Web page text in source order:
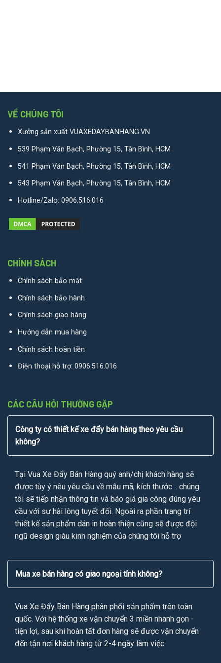
VỀ CHÚNG TÔI
Xưởng sản xuất VUAXEDAYBANHANG.VN
539 Phạm Văn Bạch, Phường 15, Tân Bình, HCM
541 Phạm Văn Bạch, Phường 15, Tân Bình, HCM
543 Phạm Văn Bạch, Phường 15, Tân Bình, HCM
Hotline/Zalo: 0906.516.016
CHÍNH SÁCH
Chính sách bảo mật
Chính sách bảo hành
Chính sách giao hàng
Hướng dẫn mua hàng
Chính sách hoàn tiền
Điện thoại hỗ trợ: 0906.516.016
CÁC CÂU HỎI THƯỜNG GẶP
Công ty có thiết kế xe đẩy bán hàng theo yêu cầu
không?
Tại Vua Xe Đẩy Bán Hàng quý anh/chị khách hàng sẽ
được tùy ý nêu yêu cầu về mẫu mã, kích thước .. chúng
tôi sẽ tiếp nhận thông tin và báo giá gia công đúng yêu
cầu với sự hài lòng tuyết đối. Ngoài ra phần trang trí
thiết kế sản phẩm dán in hoàn thiện cũng sẽ được đội
ngũ design giàu kinh nghiệm của chúng tôi hỗ trợ
Mua xe bán hàng có giao ngoại tỉnh không?
Vua Xe Đẩy Bán Hàng phân phối sản phẩm trên toàn
quốc. Với hệ thống xe vận chuyển 3 miền nhanh gọn -
tiện lợi, sau khi hoàn tất đơn hàng sẽ được vận chuyển
đến tận nơi khách hàng từ 2-4 ngày làm việc